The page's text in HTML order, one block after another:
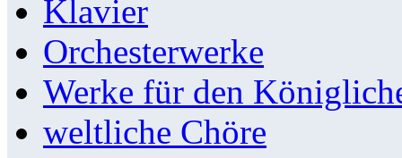
Klavier
Orchesterwerke
Werke für den
weltliche Chöre